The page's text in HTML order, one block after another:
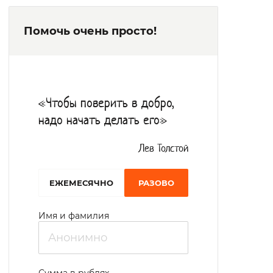
психолог.
клетчатки.
На постоянной основе организуются
праздничные мероприятия, чаепития.
Постояльцев навещают
священнослужители, функционирует
Помочь очень просто!
«Чтобы поверить в добро,
надо начать делать его»
Лев Толстой
EЖЕМЕСЯЧНО РАЗОВО
Имя и фамилия